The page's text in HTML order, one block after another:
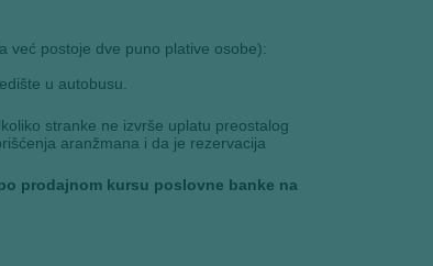
već postoje dve puno plative osobe):
u autobusu.
stranke ne izvrše uplatu preostalog
aranžmana i da je rezervacija
prodajnom kursu poslovne banke na